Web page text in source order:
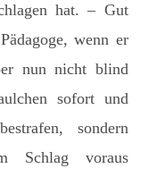
hat. – Gut
wenn er
nun nicht blind
sofort und
sondern
Schlag voraus